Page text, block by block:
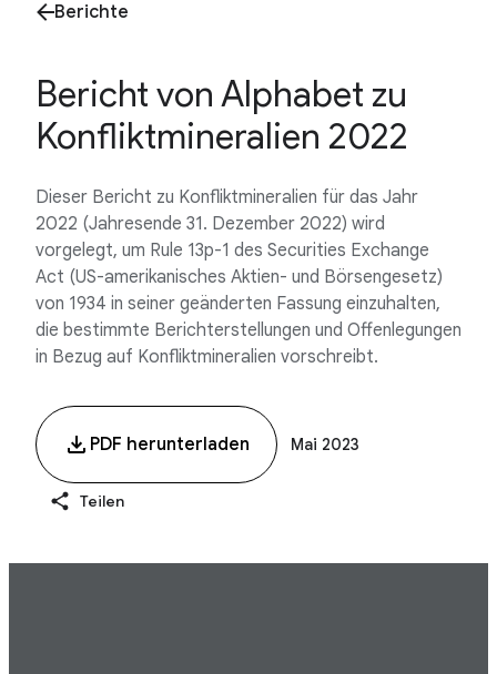
Berichte
Bericht von Alphabet zu
Konfliktmineralien 2022
Dieser Bericht zu Konfliktmineralien für das Jahr
2022 (Jahresende 31. Dezember 2022) wird
vorgelegt, um Rule 13p-1 des Securities Exchange
Act (US-amerikanisches Aktien- und Börsengesetz)
von 1934 in seiner geänderten Fassung einzuhalten,
die bestimmte Berichterstellungen und Offenlegungen
in Bezug auf Konfliktmineralien vorschreibt.
PDF herunterladen Mai 2023
Teilen